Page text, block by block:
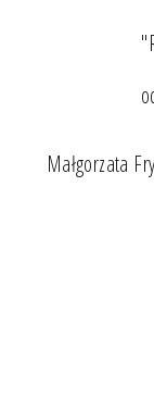
Małgorzata